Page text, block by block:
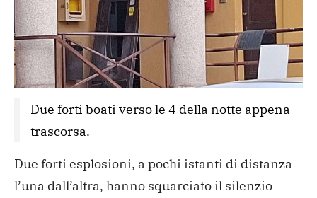
Due forti boati verso le 4 della notte appena
trascorsa.
Due forti esplosioni, a pochi istanti di distanza
l’una dall’altra, hanno squarciato il silenzio